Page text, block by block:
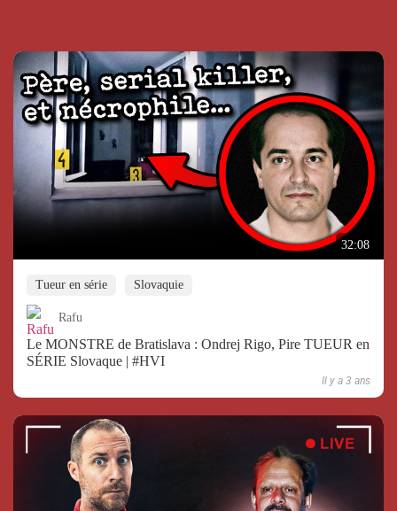
32:08
Tueur en série Slovaquie
Rafu
Le MONSTRE de Bratislava : Ondrej Rigo, Pire TUEUR en
SÉRIE Slovaque | #HVI
Il y a 3 ans